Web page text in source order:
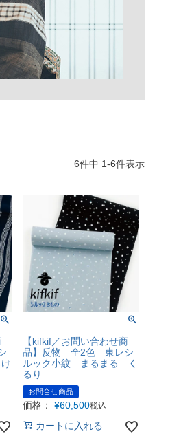
6件中 1-6件表示
【kifkif／お問い合わせ商
品】反物 全2色 東レシ
ルック小紋 まるまる く
るり
お問合せ商品
価格： ¥60,500税込
カートに入れる